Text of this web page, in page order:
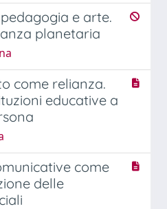
e arte.
planetaria
come relianza.
educative a
come
delle